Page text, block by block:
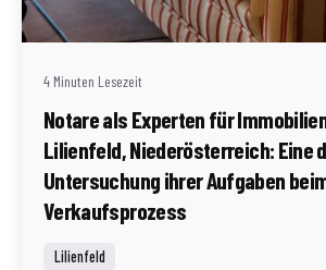
Redaktion Immofragen Bezirk
4 Minuten Lesezeit
Notare als Experten für
Lilienfeld, Niederösterreich: Eine
Untersuchung ihrer Aufgaben
Verkaufsprozess
Lilienfeld